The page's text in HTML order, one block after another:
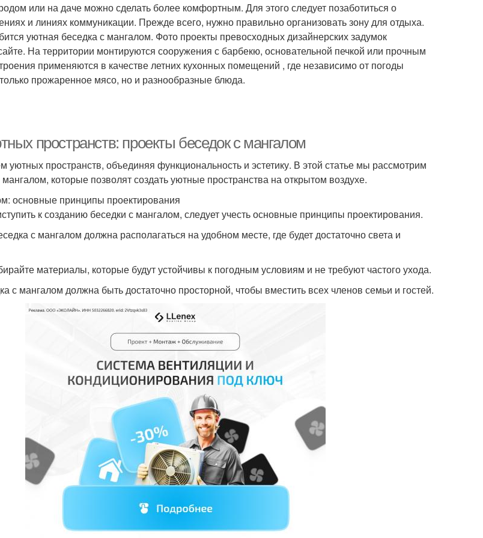
или на даче можно сделать более комфортным. Для этого следует позаботиться о
и линиях коммуникации. Прежде всего, нужно правильно организовать зону для отдыха.
уютная беседка с мангалом. Фото проекты превосходных дизайнерских задумок
На территории монтируются сооружения с барбекю, основательной печкой или прочным
применяются в качестве летних кухонных помещений , где независимо от погоды
прожаренное мясо, но и разнообразные блюда.
пространств: проекты беседок с мангалом
уютных пространств, объединяя функциональность и эстетику. В этой статье мы рассмотрим
которые позволят создать уютные пространства на открытом воздухе.
основные принципы проектирования
к созданию беседки с мангалом, следует учесть основные принципы проектирования.
с мангалом должна располагаться на удобном месте, где будет достаточно света и
материалы, которые будут устойчивы к погодным условиям и не требуют частого ухода.
с мангалом должна быть достаточно просторной, чтобы вместить всех членов семьи и гостей.